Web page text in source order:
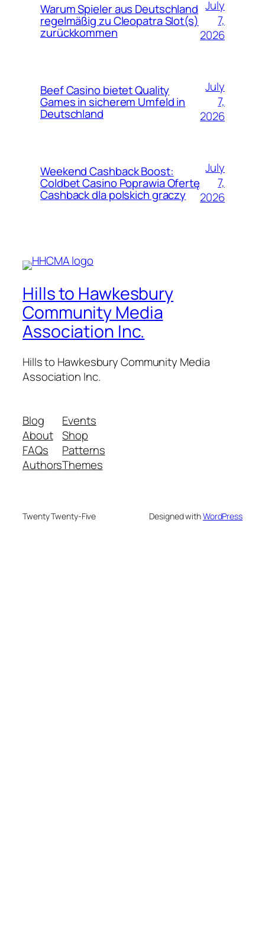
Warum Spieler aus Deutschland
regelmäßig zu Cleopatra Slot(s)
zurückkommen
July
7,
2026
Beef Casino bietet Quality
Games in sicherem Umfeld in
Deutschland
July
7,
2026
Weekend Cashback Boost:
Coldbet Casino Poprawia Ofertę
Cashback dla polskich graczy
July
7,
2026
Hills to Hawkesbury
Community Media
Association Inc.
Hills to Hawkesbury Community Media
Association Inc.
Blog
About
FAQs
Authors
Events
Shop
Patterns
Themes
Twenty Twenty-Five Designed withWordPress